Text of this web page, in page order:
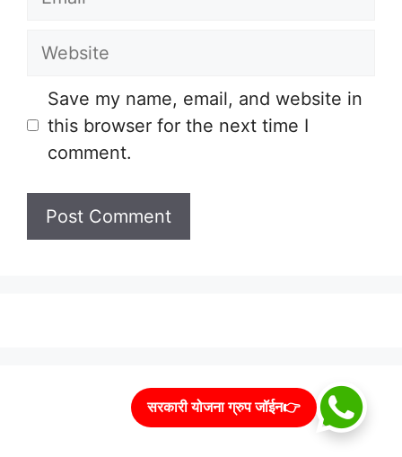
Website
Save my name, email, and website in
this browser for the next time I
comment.
सरकारी योजना ग्रुप जॉईन👉